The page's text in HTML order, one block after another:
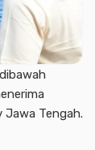
Jawa Tengah.